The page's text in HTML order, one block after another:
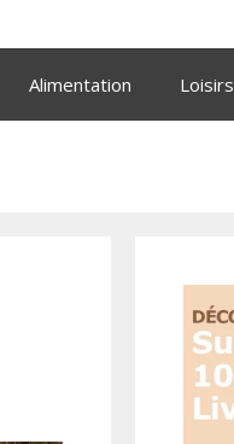
Alimentation Loisirs